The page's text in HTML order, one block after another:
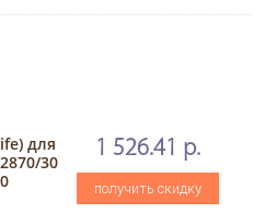
для
30
1 526.41 р.
получить скидку